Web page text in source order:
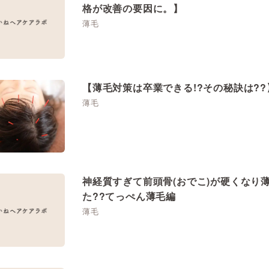
格が改善の要因に。】
薄毛
【薄毛対策は卒業できる!?その秘訣は??
薄毛
神経質すぎて前頭骨(おでこ)が硬くなり
た??てっぺん薄毛編
薄毛